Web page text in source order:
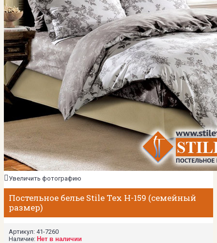
Увеличить фотографию
Постельное белье Stile Tex H-159 (семейный
размер)
Артикул: 41-7260
Наличие: Нет в наличии